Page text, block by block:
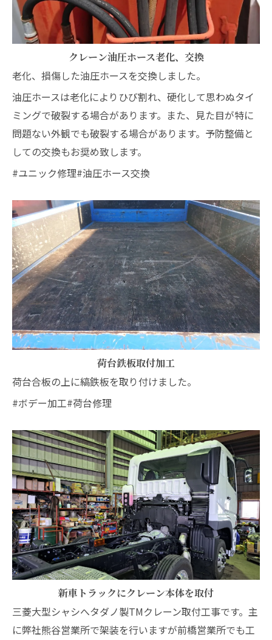
クレーン油圧ホース老化、交換
老化、損傷した油圧ホースを交換しました。
油圧ホースは老化によりひび割れ、硬化して思わぬタイ
ミングで破裂する場合があります。また、見た目が特に
問題ない外観でも破裂する場合があります。予防整備と
しての交換もお奨め致します。
#ユニック修理#油圧ホース交換
荷台鉄板取付加工
荷台合板の上に縞鉄板を取り付けました。
#ボデー加工#荷台修理
新車トラックにクレーン本体を取付
三菱大型シャシへタダノ製TMクレーン取付工事です。主
に弊社熊谷営業所で架装を行いますが前橋営業所でも工